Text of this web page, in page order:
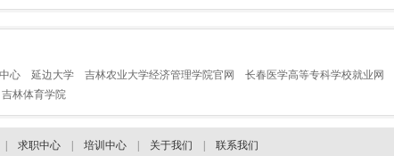
心 延边大学 吉林农业大学经济管理学院官网 长春医学高等专科学校就业网
吉林体育学院
求职中心 培训中心 关于我们 联系我们